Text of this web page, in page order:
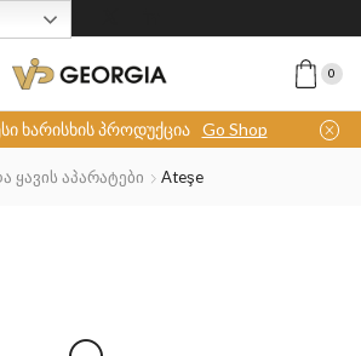
0
ხარისხის პროდუქცია Go Shop
Ყავის Აპარატები Ateşe